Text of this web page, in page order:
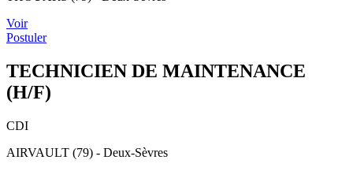
Voir
Postuler
TECHNICIEN DE MAINTENANCE
(H/F)
CDI
AIRVAULT (79) - Deux-Sèvres